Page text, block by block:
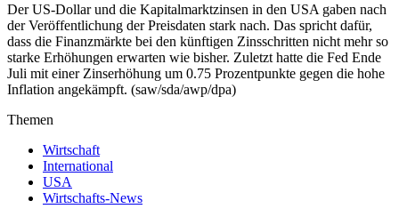
Der US-Dollar und die Kapitalmarktzinsen in den USA gaben nach
der Veröffentlichung der Preisdaten stark nach. Das spricht dafür,
dass die Finanzmärkte bei den künftigen Zinsschritten nicht mehr so
starke Erhöhungen erwarten wie bisher. Zuletzt hatte die Fed Ende
Juli mit einer Zinserhöhung um 0.75 Prozentpunkte gegen die hohe
Inflation angekämpft. (saw/sda/awp/dpa)
Themen
Wirtschaft
International
USA
Wirtschafts-News